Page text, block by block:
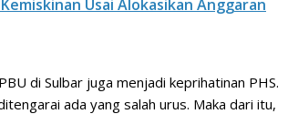
Usai Alokasikan Anggaran
di Sulbar juga menjadi keprihatinan PHS.
ada yang salah urus. Maka dari itu,